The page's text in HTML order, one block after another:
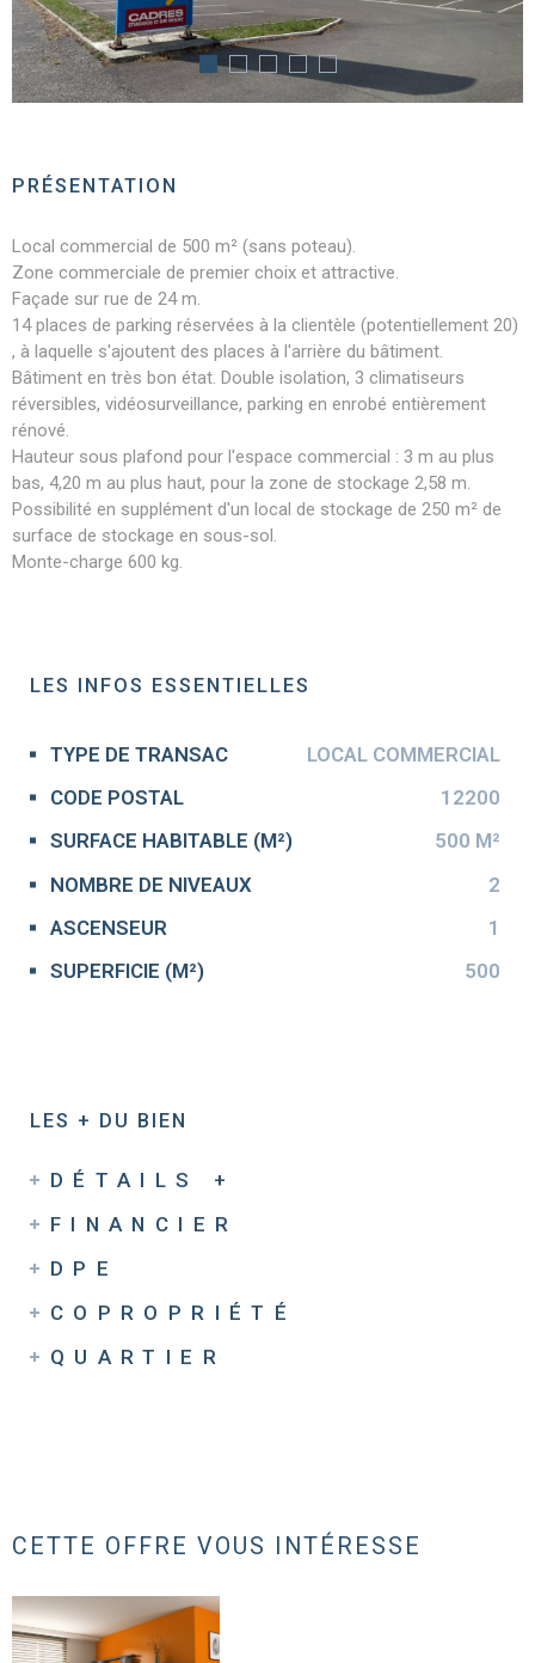
PRÉSENTATION
Local commercial de 500 m² (sans poteau).
Zone commerciale de premier choix et attractive.
Façade sur rue de 24 m.
14 places de parking réservées à la clientèle (potentiellement 20)
, à laquelle s'ajoutent des places à l'arrière du bâtiment.
Bâtiment en très bon état. Double isolation, 3 climatiseurs
réversibles, vidéosurveillance, parking en enrobé entièrement
rénové.
Hauteur sous plafond pour l'espace commercial : 3 m au plus
bas, 4,20 m au plus haut, pour la zone de stockage 2,58 m.
Possibilité en supplément d'un local de stockage de 250 m² de
surface de stockage en sous-sol.
Monte-charge 600 kg.
LES INFOS ESSENTIELLES
Caractérisque Valeurs
TYPE DE TRANSAC
LOCAL COMMERCIAL
CODE POSTAL
12200
SURFACE HABITABLE (M²)
500 M²
NOMBRE DE NIVEAUX
2
ASCENSEUR
1
SUPERFICIE (M²)
500
LES + DU BIEN
DÉTAILS +
FINANCIER
DPE
COPROPRIÉTÉ
QUARTIER
CETTE OFFRE VOUS INTÉRESSE